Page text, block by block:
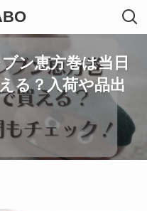
ン恵方巻は当日
る？入荷や品出